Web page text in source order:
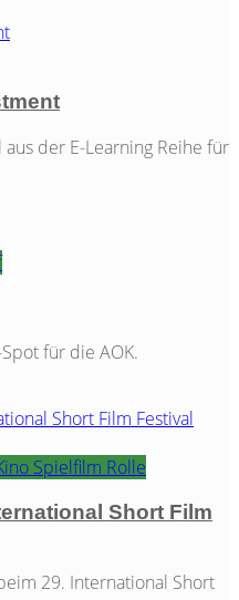
der E-Learning Reihe für
für die AOK.
Spielfilm Rolle
Short Film
29. International Short